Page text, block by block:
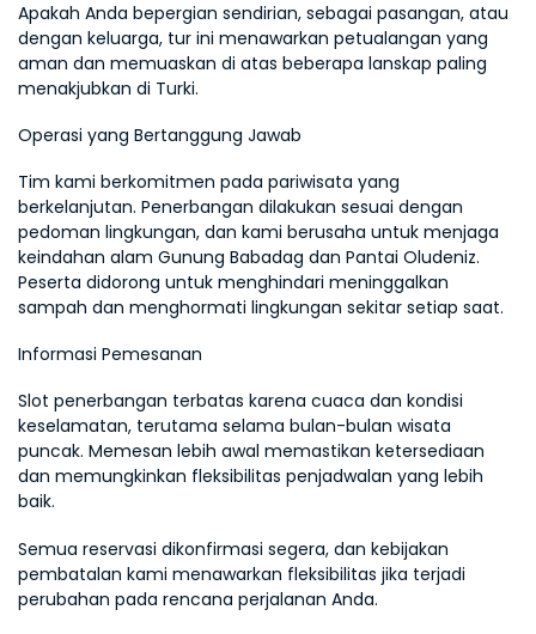
Apakah Anda bepergian sendirian, sebagai pasangan, atau
dengan keluarga, tur ini menawarkan petualangan yang
aman dan memuaskan di atas beberapa lanskap paling
menakjubkan di Turki.
Operasi yang Bertanggung Jawab
Tim kami berkomitmen pada pariwisata yang
berkelanjutan. Penerbangan dilakukan sesuai dengan
pedoman lingkungan, dan kami berusaha untuk menjaga
keindahan alam Gunung Babadag dan Pantai Oludeniz.
Peserta didorong untuk menghindari meninggalkan
sampah dan menghormati lingkungan sekitar setiap saat.
Informasi Pemesanan
Slot penerbangan terbatas karena cuaca dan kondisi
keselamatan, terutama selama bulan-bulan wisata
puncak. Memesan lebih awal memastikan ketersediaan
dan memungkinkan fleksibilitas penjadwalan yang lebih
baik.
Semua reservasi dikonfirmasi segera, dan kebijakan
pembatalan kami menawarkan fleksibilitas jika terjadi
perubahan pada rencana perjalanan Anda.